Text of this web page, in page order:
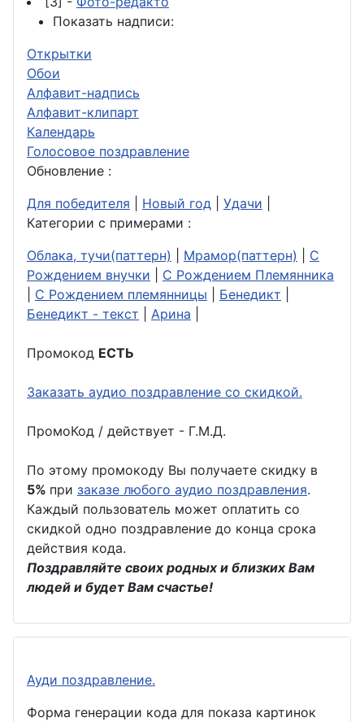
Показать надписи:
Открытки
Обои
Алфавит-надпись
Алфавит-клипарт
Календарь
Голосовое поздравление
Обновление :
Для победителя
Новый год Удачи
Категории с примерами :
Облака, тучи(паттерн)
Мрамор(паттерн)
С
Рождением внучки
С Рождением Племянника
С Рождением племянницы Бенедикт
Бенедикт - текст
Арина
Промокод ЕСТЬ
Заказать аудио поздравление со скидкой.
ПромоКод / действует - Г.М.Д.
По этому промокоду Вы получаете скидку в
5% при заказе любого аудио поздравления.
Каждый пользователь может оплатить со
скидкой одно поздравление до конца срока
действия кода.
Поздравляйте своих родных и близких Вам
людей и будет Вам счастье!
Ауди поздравление.
Форма генерации кода для показа картинок